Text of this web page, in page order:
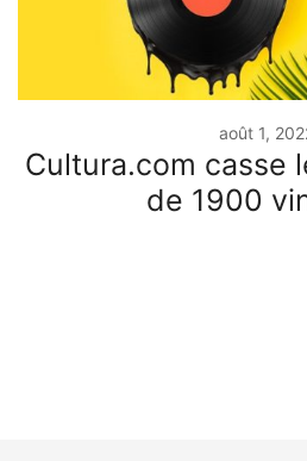
août 1,
Cultura.com casse
de 1900